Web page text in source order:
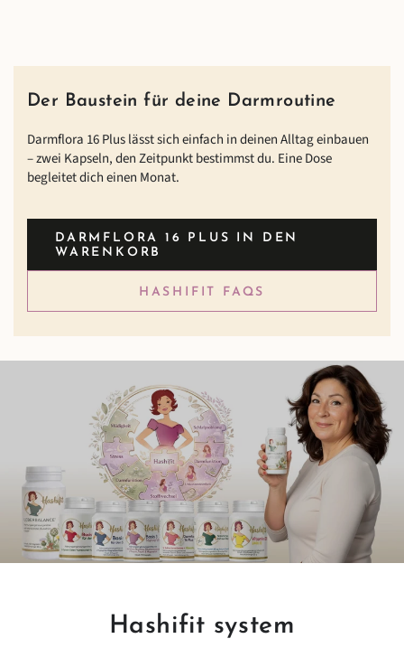
Der Baustein für deine Darmroutine
Darmflora 16 Plus lässt sich einfach in deinen Alltag einbauen
– zwei Kapseln, den Zeitpunkt bestimmst du. Eine Dose
begleitet dich einen Monat.
DARMFLORA 16 PLUS IN DEN
WARENKORB
HASHIFIT FAQS
Hashifit system